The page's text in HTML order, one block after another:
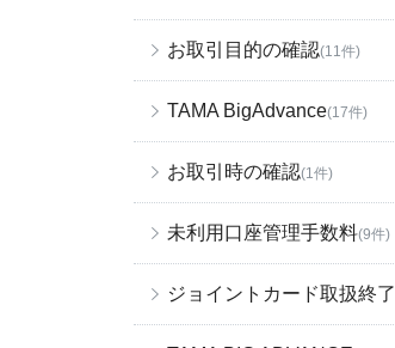
お取引目的の確認(11件)
TAMA BigAdvance(17件)
お取引時の確認(1件)
未利用口座管理手数料(9件)
ジョイントカード取扱終了